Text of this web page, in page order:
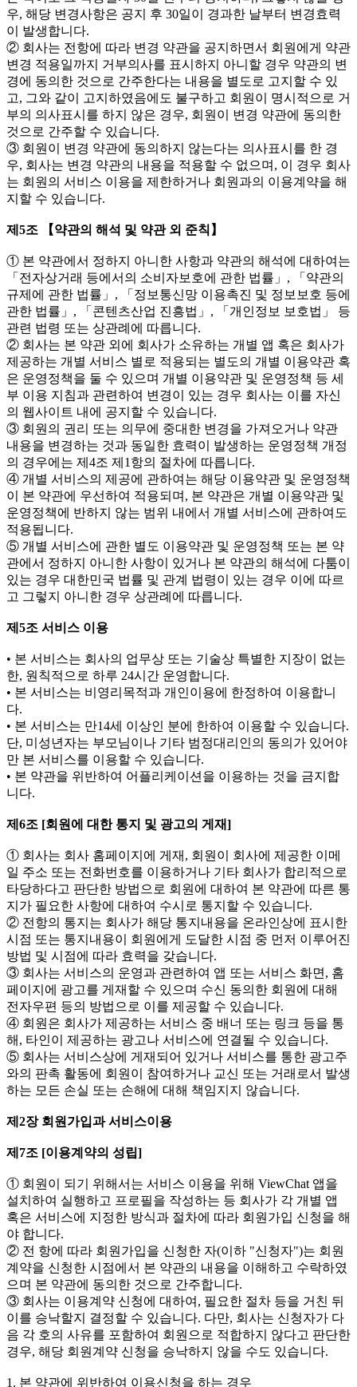
우, 해당 변경사항은 공지 후 30일이 경과한 날부터 변경효력
이 발생합니다.
② 회사는 전항에 따라 변경 약관을 공지하면서 회원에게 약관
변경 적용일까지 거부의사를 표시하지 아니할 경우 약관의 변
경에 동의한 것으로 간주한다는 내용을 별도로 고지할 수 있
고, 그와 같이 고지하였음에도 불구하고 회원이 명시적으로 거
부의 의사표시를 하지 않은 경우, 회원이 변경 약관에 동의한
것으로 간주할 수 있습니다.
③ 회원이 변경 약관에 동의하지 않는다는 의사표시를 한 경
우, 회사는 변경 약관의 내용을 적용할 수 없으며, 이 경우 회사
는 회원의 서비스 이용을 제한하거나 회원과의 이용계약을 해
지할 수 있습니다.
제5조 【약관의 해석 및 약관 외 준칙】
① 본 약관에서 정하지 아니한 사항과 약관의 해석에 대하여는
「전자상거래 등에서의 소비자보호에 관한 법률」, 「약관의
규제에 관한 법률」, 「정보통신망 이용촉진 및 정보보호 등에
관한 법률」, 「콘텐츠산업 진흥법」, 「개인정보 보호법」 등
관련 법령 또는 상관례에 따릅니다.
② 회사는 본 약관 외에 회사가 소유하는 개별 앱 혹은 회사가
제공하는 개별 서비스 별로 적용되는 별도의 개별 이용약관 혹
은 운영정책을 둘 수 있으며 개별 이용약관 및 운영정책 등 세
부 이용 지침과 관련하여 변경이 있는 경우 회사는 이를 자신
의 웹사이트 내에 공지할 수 있습니다.
③ 회원의 권리 또는 의무에 중대한 변경을 가져오거나 약관
내용을 변경하는 것과 동일한 효력이 발생하는 운영정책 개정
의 경우에는 제4조 제1항의 절차에 따릅니다.
④ 개별 서비스의 제공에 관하여는 해당 이용약관 및 운영정책
이 본 약관에 우선하여 적용되며, 본 약관은 개별 이용약관 및
운영정책에 반하지 않는 범위 내에서 개별 서비스에 관하여도
적용됩니다.
⑤ 개별 서비스에 관한 별도 이용약관 및 운영정책 또는 본 약
관에서 정하지 아니한 사항이 있거나 본 약관의 해석에 다툼이
있는 경우 대한민국 법률 및 관계 법령이 있는 경우 이에 따르
고 그렇지 아니한 경우 상관례에 따릅니다.
제5조 서비스 이용
• 본 서비스는 회사의 업무상 또는 기술상 특별한 지장이 없는
한, 원칙적으로 하루 24시간 운영합니다.
• 본 서비스는 비영리목적과 개인이용에 한정하여 이용합니
다.
• 본 서비스는 만14세 이상인 분에 한하여 이용할 수 있습니다.
단, 미성년자는 부모님이나 기타 범정대리인의 동의가 있어야
만 본 서비스를 이용할 수 있습니다.
• 본 약관을 위반하여 어플리케이션을 이용하는 것을 금지합
니다.
제6조 [회원에 대한 통지 및 광고의 게재]
① 회사는 회사 홈페이지에 게재, 회원이 회사에 제공한 이메
일 주소 또는 전화번호를 이용하거나 기타 회사가 합리적으로
타당하다고 판단한 방법으로 회원에 대하여 본 약관에 따른 통
지가 필요한 사항에 대하여 수시로 통지할 수 있습니다.
② 전항의 통지는 회사가 해당 통지내용을 온라인상에 표시한
시점 또는 통지내용이 회원에게 도달한 시점 중 먼저 이루어진
방법 및 시점에 따라 효력을 갖습니다.
③ 회사는 서비스의 운영과 관련하여 앱 또는 서비스 화면, 홈
페이지에 광고를 게재할 수 있으며 수신 동의한 회원에 대해
전자우편 등의 방법으로 이를 제공할 수 있습니다.
④ 회원은 회사가 제공하는 서비스 중 배너 또는 링크 등을 통
해, 타인이 제공하는 광고나 서비스에 연결될 수 있습니다.
⑤ 회사는 서비스상에 게재되어 있거나 서비스를 통한 광고주
와의 판촉 활동에 회원이 참여하거나 교신 또는 거래로서 발생
하는 모든 손실 또는 손해에 대해 책임지지 않습니다.
제2장 회원가입과 서비스이용
제7조 [이용계약의 성립]
① 회원이 되기 위해서는 서비스 이용을 위해 ViewChat 앱을
설치하여 실행하고 프로필을 작성하는 등 회사가 각 개별 앱
혹은 서비스에 지정한 방식과 절차에 따라 회원가입 신청을 해
야 합니다.
② 전 항에 따라 회원가입을 신청한 자(이하 "신청자")는 회원
계약을 신청한 시점에서 본 약관의 내용을 이해하고 수락하였
으며 본 약관에 동의한 것으로 간주합니다.
③ 회사는 이용계약 신청에 대하여, 필요한 절차 등을 거친 뒤
이를 승낙할지 결정할 수 있습니다. 다만, 회사는 신청자가 다
음 각 호의 사유를 포함하여 회원으로 적합하지 않다고 판단한
경우, 해당 회원계약 신청을 승낙하지 않을 수도 있습니다.
1. 본 약관에 위반하여 이용신청을 하는 경우